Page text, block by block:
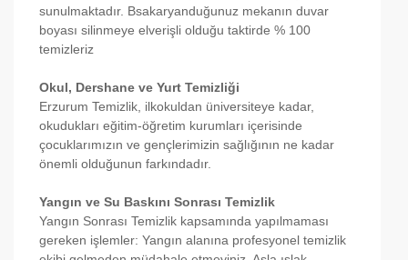
sunulmaktadır. Bsakaryanduğunuz mekanın duvar
boyası silinmeye elverişli olduğu taktirde % 100
temizleriz
Okul, Dershane ve Yurt Temizliği
Erzurum Temizlik, ilkokuldan üniversiteye kadar,
okudukları eğitim-öğretim kurumları içerisinde
çocuklarımızın ve gençlerimizin sağlığının ne kadar
önemli olduğunun farkındadır.
Yangın ve Su Baskını Sonrası Temizlik
Yangın Sonrası Temizlik kapsamında yapılmaması
gereken işlemler: Yangın alanına profesyonel temizlik